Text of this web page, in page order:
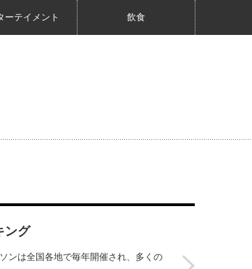
ーテイメント 飲食
ング
ンは全国各地で毎年開催され、多くの